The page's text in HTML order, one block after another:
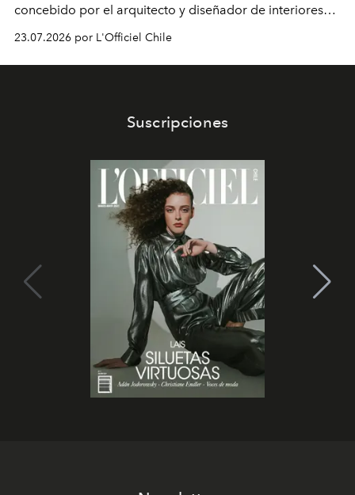
concebido por el arquitecto y diseñador de interiores
Rodolphe Parente. La propuesta incluirá un restaurante
a cargo del chef Giovanni Passerini y una
reinterpretación del legado estético de la capital
23.07.2026 por L'Officiel Chile
Suscripciones